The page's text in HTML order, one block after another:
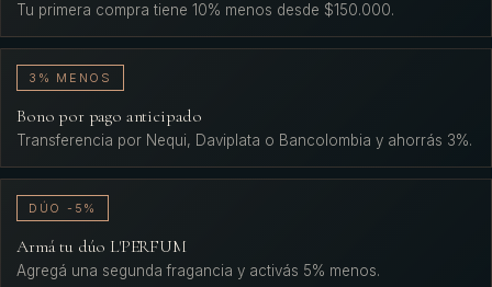
Tu primera compra tiene 10% menos desde $150.000.
3% MENOS
Bono por pago anticipado
Transferencia por Nequi, Daviplata o Bancolombia y ahorrás 3%.
DÚO -5%
Armá tu dúo L'PERFUM
Agregá una segunda fragancia y activás 5% menos.